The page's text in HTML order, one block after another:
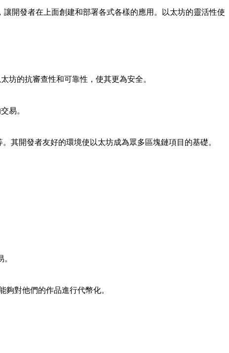
開發者在上面創建和部署各式各樣的應用。以太坊的靈活性使
坊的抗審查性和可靠性，使其更為安全。
易。
其開發者友好的環境使以太坊成為眾多區塊鏈項目的基礎。
夠對他們的作品進行代幣化。